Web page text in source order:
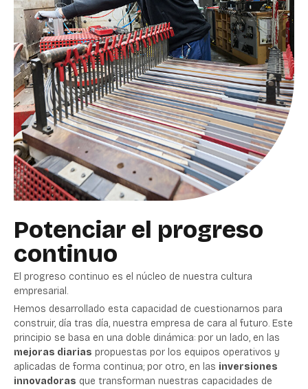
Potenciar el progreso
continuo
El progreso continuo es el núcleo de nuestra cultura
empresarial.
Hemos desarrollado esta capacidad de cuestionarnos para
construir, día tras día, nuestra empresa de cara al futuro. Este
principio se basa en una doble dinámica: por un lado, en las
mejoras diarias propuestas por los equipos operativos y
aplicadas de forma continua; por otro, en las inversiones
innovadoras que transforman nuestras capacidades de